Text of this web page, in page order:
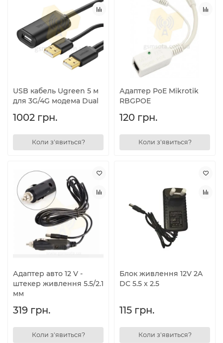
USB кабель Ugreen 5 м
для 3G/4G модема Dual
1002 грн.
Коли з'явиться?
Адаптер PoE Mikrotik
RBGPOE
120 грн.
Коли з'явиться?
Адаптер авто 12 V -
штекер живлення 5.5/2.1
мм
319 грн.
Коли з'явиться?
Блок живлення 12V 2A
DC 5.5 x 2.5
115 грн.
Коли з'явиться?